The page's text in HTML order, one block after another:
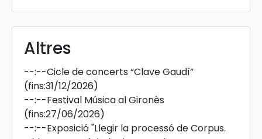
Altres
--:--Cicle de concerts “Clave Gaudí”
(fins:31/12/2026)
--:--Festival Música al Gironès
(fins:27/06/2026)
--:--Exposició "Llegir la processó de Corpus.